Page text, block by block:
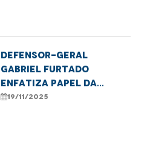
Defensor-geral
Gabriel Furtado
enfatiza papel da
DPE/MA no II Festival da
19/11/2025